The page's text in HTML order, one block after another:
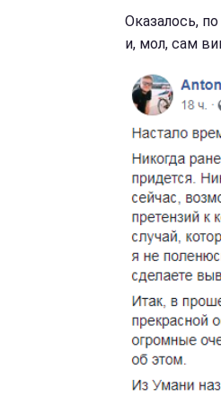
Оказалось,
и, мол, сам